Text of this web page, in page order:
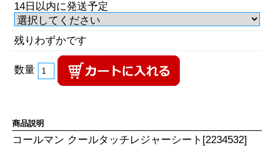
14日以内に発送予定
残りわずかです
数量
商品説明
コールマン クールタッチレジャーシート[2234532]